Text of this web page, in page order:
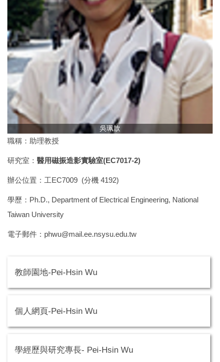
吳珮歆
職稱：助理教授
研究室： 醫用磁振造影實驗室(EC7017-2)
辦公位置：工EC7009 (分機 4192)
學歷：Ph.D., Department of Electrical Engineering, National
Taiwan University
電子郵件：phwu@mail.ee.nsysu.edu.tw
教師園地-Pei-Hsin Wu
個人網頁-Pei-Hsin Wu
學經歷與研究專長- Pei-Hsin Wu